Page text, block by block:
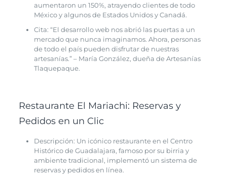
aumentaron un 150%, atrayendo clientes de todo
México y algunos de Estados Unidos y Canadá.
Cita: “El desarrollo web nos abrió las puertas a un
mercado que nunca imaginamos. Ahora, personas
de todo el país pueden disfrutar de nuestras
artesanías.” – María González, dueña de Artesanías
Tlaquepaque.
Restaurante El Mariachi: Reservas y
Pedidos en un Clic
Descripción: Un icónico restaurante en el Centro
Histórico de Guadalajara, famoso por su birria y
ambiente tradicional, implementó un sistema de
reservas y pedidos en línea.